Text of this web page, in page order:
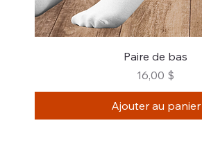
Paire de bas
Prix
16,00 $
Ajouter au panier